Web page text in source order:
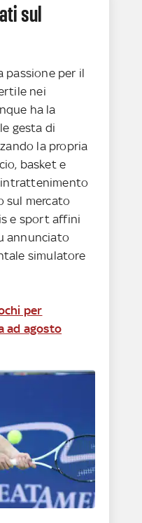
sul
passione per il
nei
ha la
gesta di
la propria
basket e
sul mercato
e sport affini
annunciato
simulatore
per
ad agosto